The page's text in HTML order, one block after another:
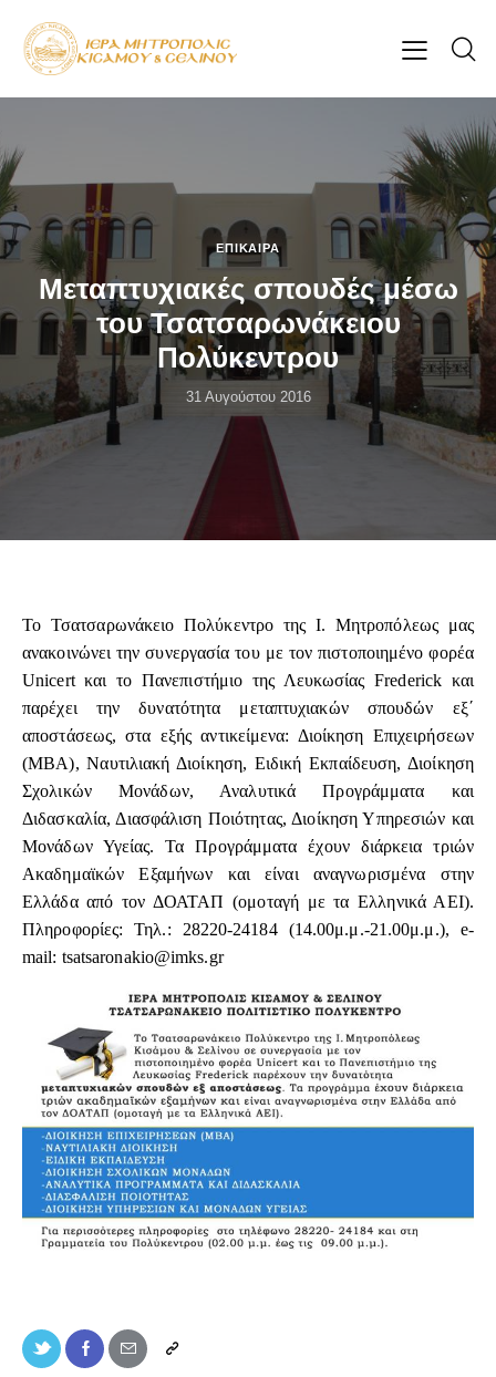
ΕΠΊΚΑΙΡΑ
Μεταπτυχιακές σπουδές μέσω
του Τσατσαρωνάκειου
Πολύκεντρου
31 Αυγούστου 2016
Το Τσατσαρωνάκειο Πολύκεντρο της Ι. Μητροπόλεως μας
ανακοινώνει την συνεργασία του με τον πιστοποιημένο φορέα
Unicert και το Πανεπιστήμιο της Λευκωσίας Frederick και
παρέχει την δυνατότητα μεταπτυχιακών σπουδών εξ΄
αποστάσεως, στα εξής αντικείμενα: Διοίκηση Επιχειρήσεων
(ΜΒΑ), Ναυτιλιακή Διοίκηση, Ειδική Εκπαίδευση, Διοίκηση
Σχολικών Μονάδων, Αναλυτικά Προγράμματα και
Διδασκαλία, Διασφάλιση Ποιότητας, Διοίκηση Υπηρεσιών και
Μονάδων Υγείας. Τα Προγράμματα έχουν διάρκεια τριών
Ακαδημαϊκών Εξαμήνων και είναι αναγνωρισμένα στην
Ελλάδα από τον ΔΟΑΤΑΠ (ομοταγή με τα Ελληνικά ΑΕΙ).
Πληροφορίες: Τηλ.: 28220-24184 (14.00μ.μ.-21.00μ.μ.), e-
mail: tsatsaronakio@imks.gr